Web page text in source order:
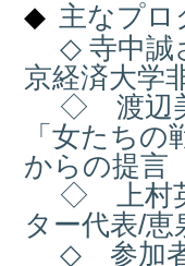
◆ 主なプ
◇ 寺中誠
京経済大学
◇ 渡辺美
「女たち
からの提言
◇ 上村英
ター代表/
◇ 参加者